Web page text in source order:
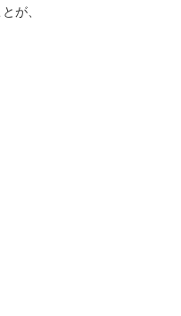
が、